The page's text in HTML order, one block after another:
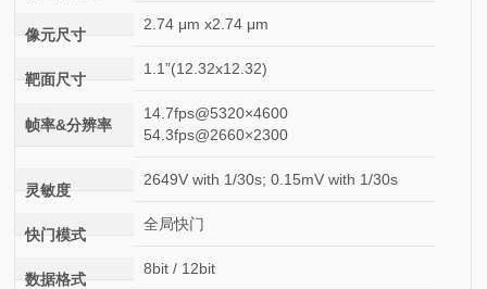
像元尺寸
2.74 μm x2.74 μm
靶面尺寸
1.1”(12.32x12.32)
帧率&分辨率
14.7fps@5320×4600
54.3fps@2660×2300
灵敏度
2649V with 1/30s; 0.15mV with 1/30s
快门模式
全局快门
数据格式
8bit / 12bit